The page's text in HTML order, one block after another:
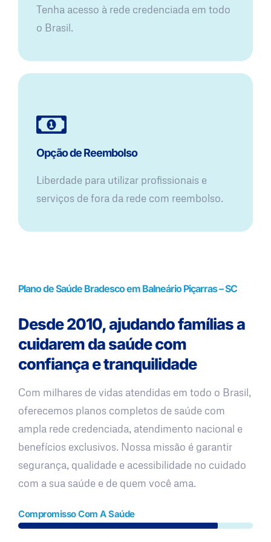
Tenha acesso à rede credenciada em todo
o Brasil.
Opção de Reembolso
Liberdade para utilizar profissionais e
serviços de fora da rede com reembolso.
Plano de Saúde Bradesco em Balneário Piçarras – SC
Desde 2010, ajudando famílias a
cuidarem da saúde com
confiança e tranquilidade
Com milhares de vidas atendidas em todo o Brasil,
oferecemos planos completos de saúde com
ampla rede credenciada, atendimento nacional e
benefícios exclusivos. Nossa missão é garantir
segurança, qualidade e acessibilidade no cuidado
com a sua saúde e de quem você ama.
Compromisso Com A Saúde